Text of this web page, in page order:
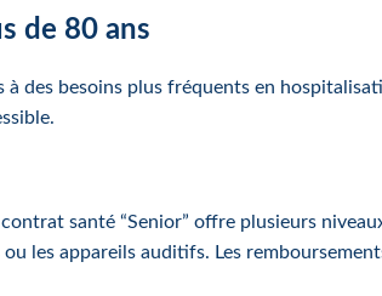
de 80 ans
des besoins plus fréquents en
santé “Senior” offre plusieurs
les appareils auditifs. Les